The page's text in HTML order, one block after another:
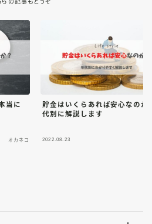
らの記事もどうぞ
当に
オカネコ
貯金はいくらあれば安心なのか
代別に解説します
2022.08.23